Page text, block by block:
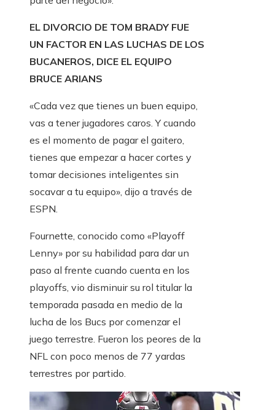
EL DIVORCIO DE TOM BRADY FUE
UN FACTOR EN LAS LUCHAS DE LOS
BUCANEROS, DICE EL EQUIPO
BRUCE ARIANS
«Cada vez que tienes un buen equipo,
vas a tener jugadores caros. Y cuando
es el momento de pagar el gaitero,
tienes que empezar a hacer cortes y
tomar decisiones inteligentes sin
socavar a tu equipo», dijo a través de
ESPN.
Fournette, conocido como «Playoff
Lenny» por su habilidad para dar un
paso al frente cuando cuenta en los
playoffs, vio disminuir su rol titular la
temporada pasada en medio de la
lucha de los Bucs por comenzar el
juego terrestre. Fueron los peores de la
NFL con poco menos de 77 yardas
terrestres por partido.